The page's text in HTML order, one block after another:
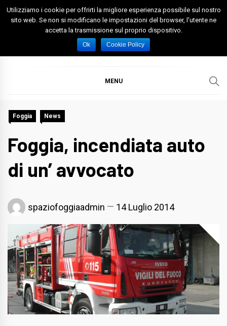
Skip
Spazio Foggia
Foggia News Calcio Eventi e Attività nella Capitanata
MENU
Foggia News
Foggia, incendiata auto
di un’ avvocato
spaziofoggiaadmin 14 Luglio 2014
Utilizziamo i cookie per offrirti la migliore esperienza possibile sul nostro
sito web. Se non si modificano le impostazioni del browser, l'utente ne
accetta la trasmissione sul proprio dispositivo.
Ok Cookie Policy